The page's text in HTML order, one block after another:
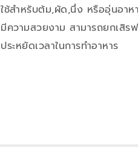
ใช้สำหรับต้ม,ผัด,นึ่ง หรืออุ่นอาห
มีความสวยงาม สามารถยกเสิร
ประหยัดเวลาในการทำอาหาร